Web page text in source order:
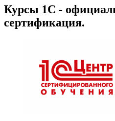
Курсы 1С -
сертификация.